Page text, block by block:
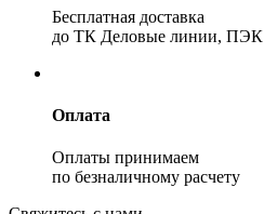
Бесплатная доставка
до ТК Деловые линии, ПЭК
Оплата
Оплаты принимаем
по безналичному расчету